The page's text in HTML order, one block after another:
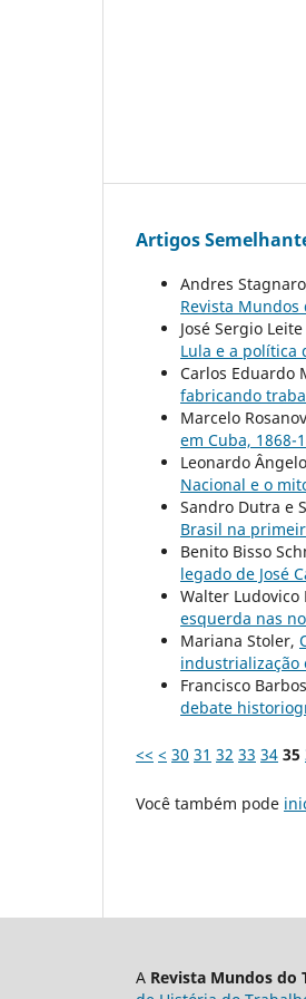
Artigos
Andres
Revista Mundos
José Sergio
Lula e a política
Carlos Eduardo
fabricando
Marcelo
em Cuba, 1868-
Leonardo
Nacional e o
Sandro Dutra e
Brasil na
Benito Bisso
legado de José
Walter Ludovico
esquerda nas
Mariana Stoler,
industrialização
Francisco
debate
<< < 30 31 32 33 34 35
Você também pode
A Revista Mundos do